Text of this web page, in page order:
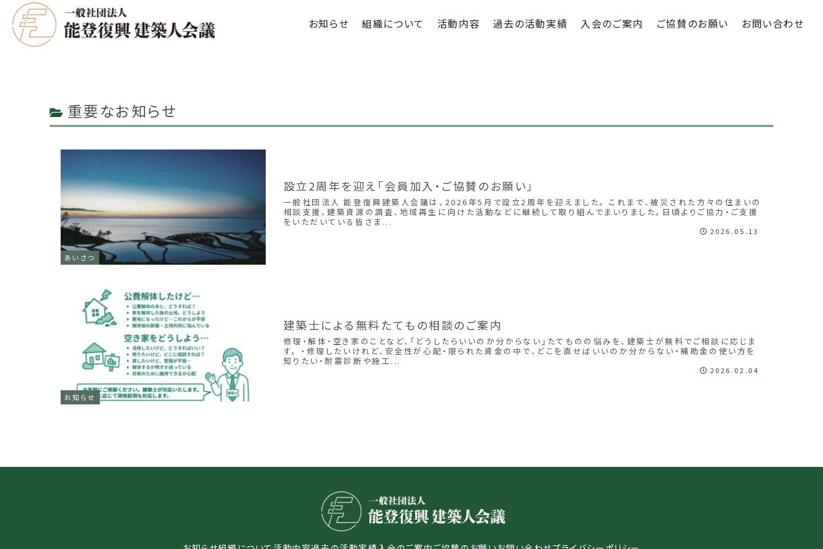
お知らせ 組織について 活動内容 過去の活動実績 入会のご案内 ご協賛のお願い お問い合わせ
重要なお知らせ
あいさつ
設立2周年を迎え「会員加入・ご協賛のお願い」
一般社団法人 能登復興建築人会議は、2026年5月で設立2周年を迎えました。 これまで、被災された方々の住まいの
相談支援、建築資源の調査、地域再生に向けた活動などに継続して取り組んでまいりました。日頃よりご協力・ご支援
をいただいている皆さま...
2026.05.13
お知らせ
建築士による無料たてもの相談のご案内
修理・解体・空き家のことなど、「どうしたらいいのか分からない」たてものの悩みを、建築士が無料でご相談に応じま
す。 ・修理したいけれど、安全性が心配・限られた資金の中で、どこを直せばいいのか分からない・補助金の使い方を
知りたい・耐震診断や施工...
2026.02.04